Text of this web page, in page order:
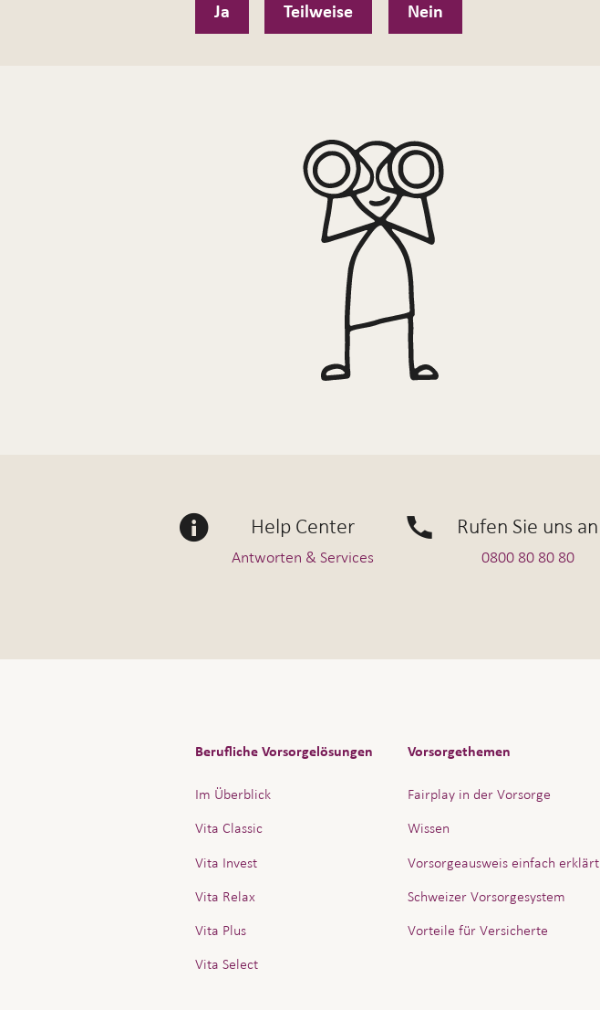
Ja Teilweise Nein
Help Center
Antworten & Services
Rufen Sie uns an
0800 80 80 80
Berufliche Vorsorgelösungen
Im Überblick
Vita Classic
Vita Invest
Vita Relax
Vita Plus
Vita Select
Vorsorgethemen
Fairplay in der Vorsorge
Wissen
Vorsorgeausweis einfach erklärt
Schweizer Vorsorgesystem
Vorteile für Versicherte